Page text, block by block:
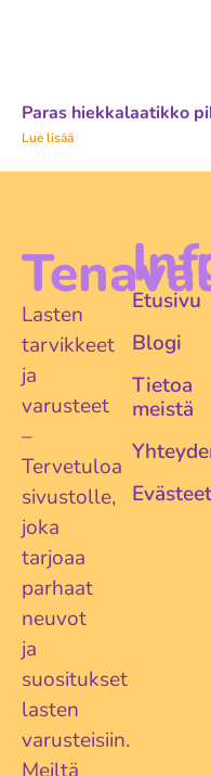
Paras hiekkalaatikko
Lue lisää
Lasten
tarvikkeet
ja
varusteet
–
Tervetuloa
sivustolle,
joka
tarjoaa
parhaat
neuvot
ja
suositukset
lasten
varusteisiin.
Meiltä
Etusivu
Blogi
Tietoa
meistä
Evästeet